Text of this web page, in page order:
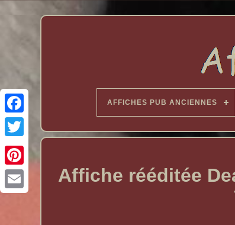
AFFICHES PUB ANCIENNES
Affiche rééditée